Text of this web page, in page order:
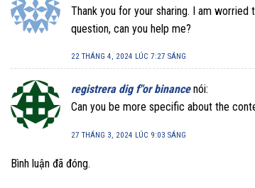
Thank you for your sharing. I am
question, can you help me?
22 THÁNG 4, 2024 LÚC 7:27 SÁNG
registrera dig f"or binance nói:
Can you be more specific about the
27 THÁNG 3, 2024 LÚC 9:03 SÁNG
Bình luận đã đóng.